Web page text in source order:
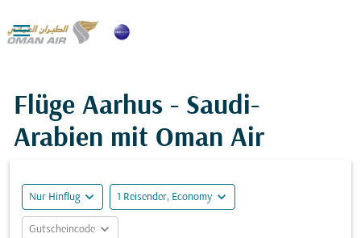

Flüge Aarhus - Saudi-
Arabien mit Oman Air
Nur Hinflug expand_more 1 Reisender, Economy expand_more
Gutscheincode expand_more